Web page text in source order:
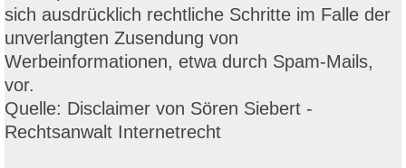
sich ausdrücklich rechtliche Schritte im Falle der
unverlangten Zusendung von
Werbeinformationen, etwa durch Spam-Mails,
vor.
Quelle: Disclaimer von Sören Siebert -
Rechtsanwalt Internetrecht